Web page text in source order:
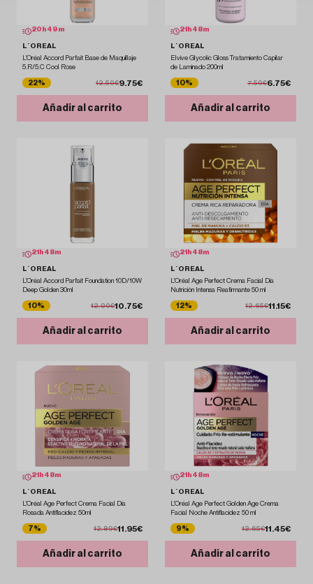
20 h 49 m
L´OREAL
L'Oréal Accord Parfait Base de Maquillaje
5.R/5.C Cool Rose
22% 12.50€9.75€
Añadir al carrito
21 h 48m
L´OREAL
Elvive Glycolic Gloss Tratamiento Capilar
de Laminado 200ml
10% 7.50€6.75€
Añadir al carrito
21 h 48m
L´OREAL
L'Oréal Accord Parfait Foundation 10D/10W
Deep Golden 30ml
10% 12.00€10.75€
Añadir al carrito
21 h 48m
L´OREAL
L'Oréal Age Perfect Crema Facial Día
Nutrición Intensa Reafirmante 50 ml
12% 12.65€11.15€
Añadir al carrito
21 h 48m
L´OREAL
L'Oréal Age Perfect Crema Facial Día
Rosada Antiflacidez 50ml
7% 12.89€11.95€
Añadir al carrito
21 h 48m
L´OREAL
L'Oréal Age Perfect Golden Age Crema
Facial Noche Antiflacidez 50 ml
9% 12.65€11.45€
Añadir al carrito